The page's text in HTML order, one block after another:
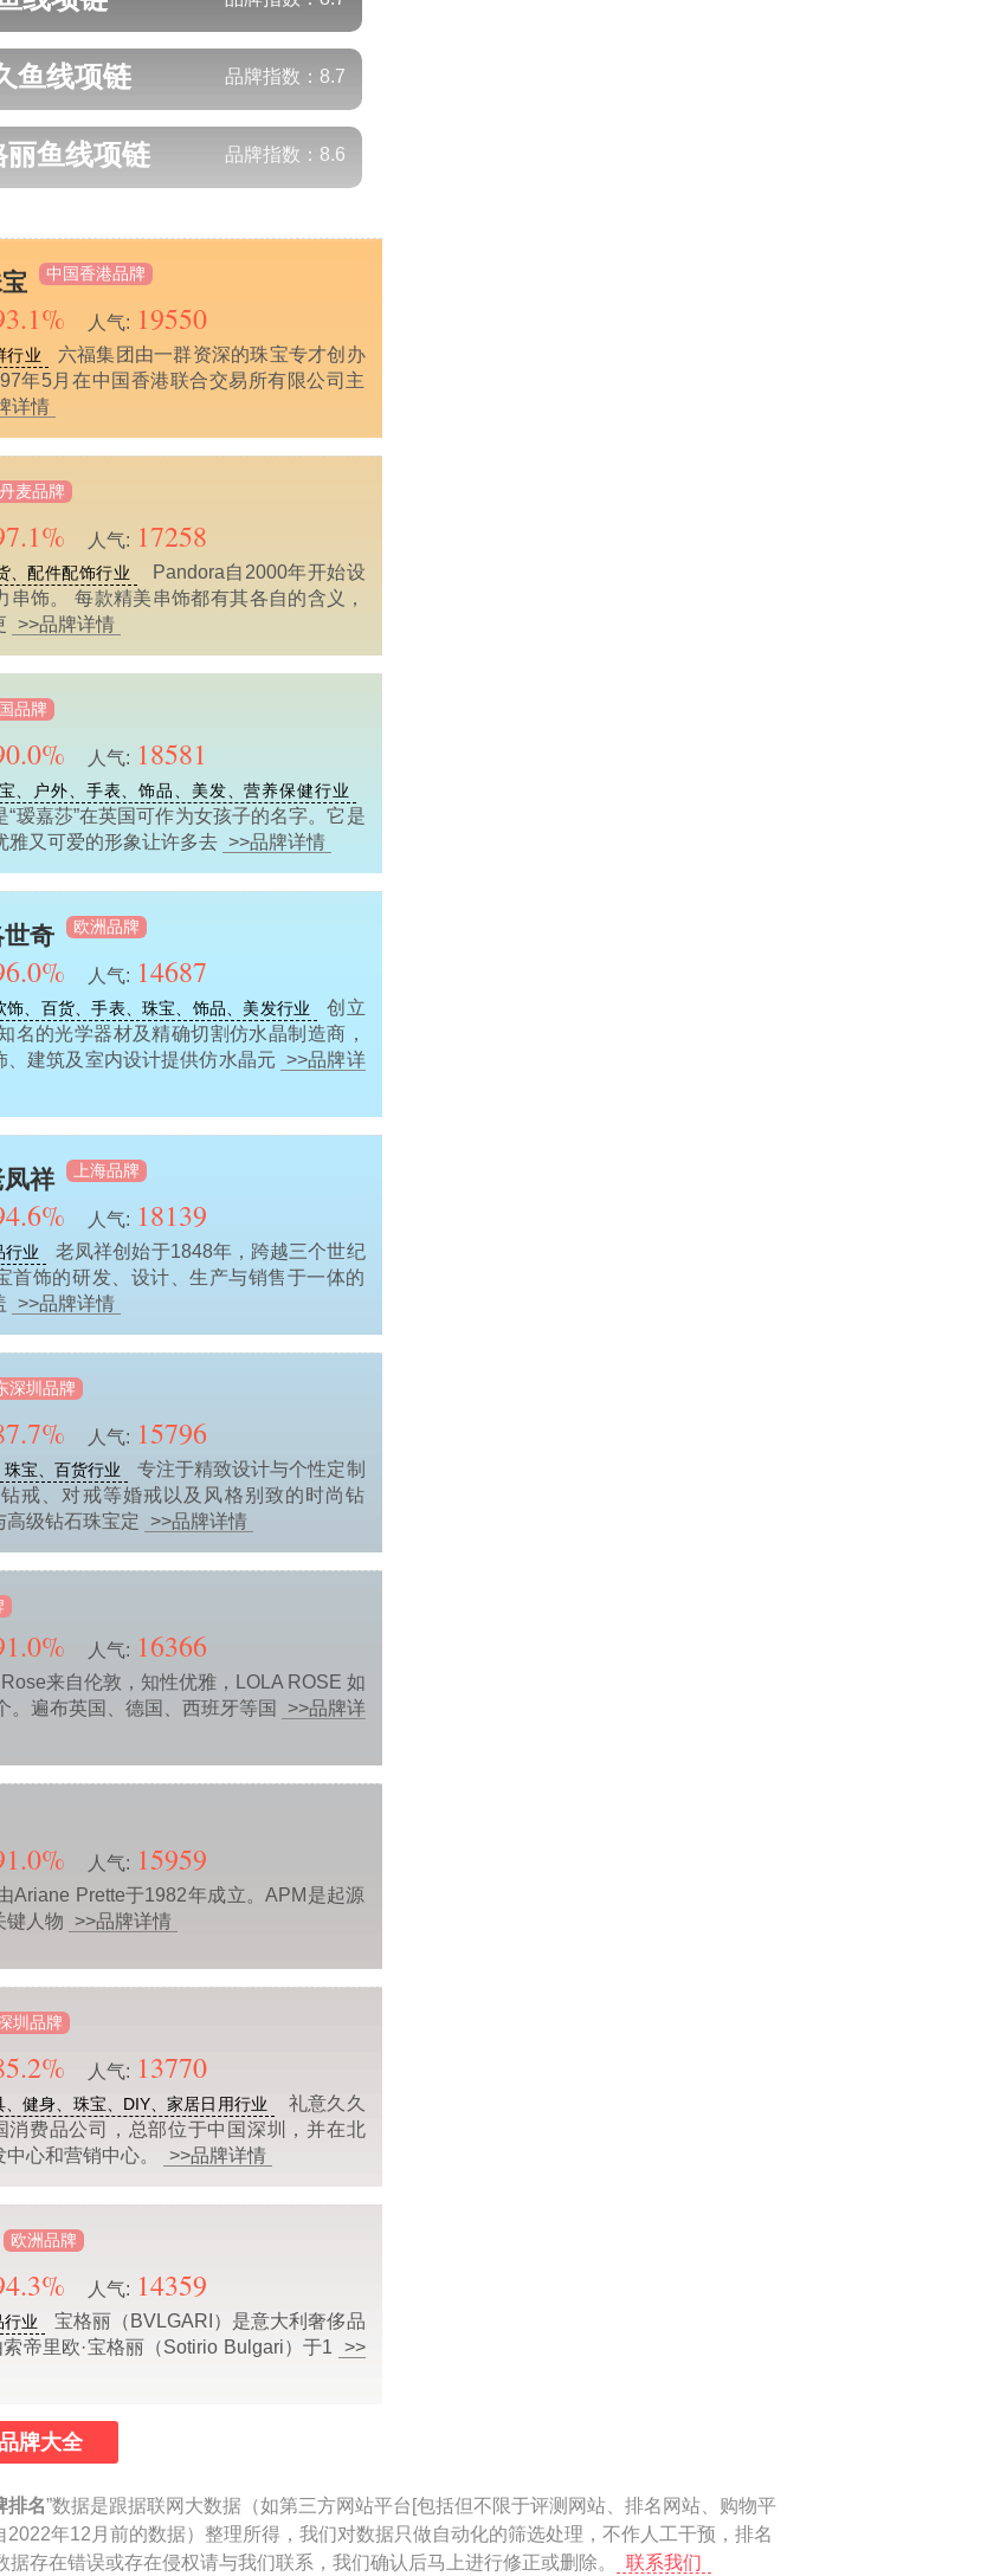
鱼线项链 品牌指数： 8.7
丽鱼线项链 品牌指数： 8.6
中国香港品牌
人气: 19550
行业
六福集团由一群资深的珠宝专才创办
年5月在中国香港联合交易所有限公司主
详情
丹麦品牌
人气: 17258
、配件配饰行业
Pandora自2000年开始设
串饰。 每款精美串饰都有其各自的含义，
>>品牌详情
品牌
人气: 18581
、户外、手表、饰品、美发、营养保健行业
瑷嘉莎”在英国可作为女孩子的名字。它是
雅又可爱的形象让许多去 >>品牌详情
奇 欧洲品牌
人气: 14687
饰、百货、手表、珠宝、饰品、美发行业
创立
名的光学器材及精确切割仿水晶制造商，
、建筑及室内设计提供仿水晶元 >>品牌详
祥 上海品牌
人气: 18139
行业
老凤祥创始于1848年，跨越三个世纪
首饰的研发、设计、生产与销售于一体的
>>品牌详情
深圳品牌
人气: 15796
宝、百货行业
专注于精致设计与个性定制
戒、对戒等婚戒以及风格别致的时尚钻
级钻石珠宝定
>>品牌详情
人气: 16366
Rose来自伦敦，知性优雅，LOLA ROSE 如
。遍布英国、德国、西班牙等国
>>品牌详
人气: 15959
Ariane Prette于1982年成立。APM是起源
键人物 >>品牌详情
圳品牌
人气: 13770
健身、珠宝、DIY、家居日用行业
礼意久久
消费品公司，总部位于中国深圳，并在北
心和营销中心。
>>品牌详情
欧洲品牌
人气: 14359
行业
宝格丽（BVLGARI）是意大利奢侈品
帝里欧·宝格丽（Sotirio Bulgari）于1
>>
牌大全
排名”数据是跟据联网大数据（如第三方网站平台[包括但不限于评测网站、排名网站、购物平
年12月前的数据）整理所得，我们对数据只做自动化的筛选处理，不作人工干预，排名
存在错误或存在侵权请与我们联系，我们确认后马上进行修正或删除。
联系我们